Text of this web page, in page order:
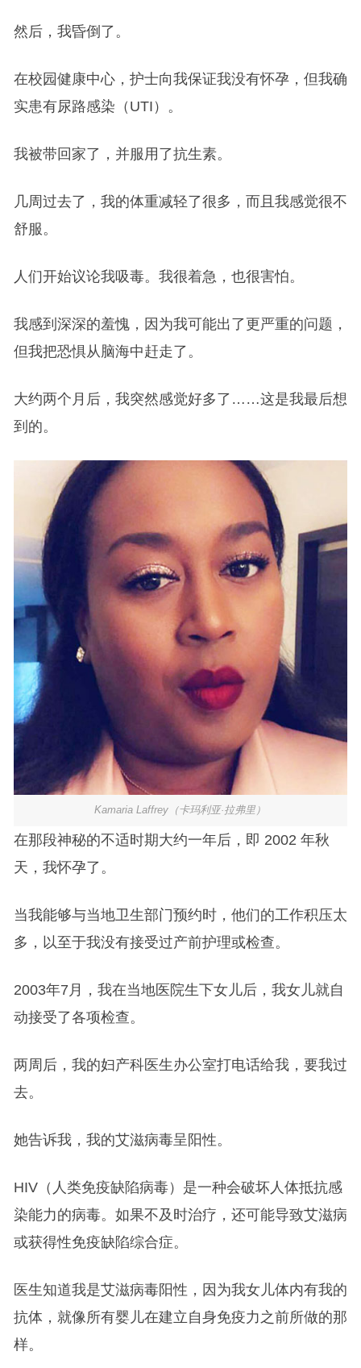
然后，我昏倒了。
在校园健康中心，护士向我保证我没有怀孕，但我确
实患有尿路感染（UTI）。
我被带回家了，并服用了抗生素。
几周过去了，我的体重减轻了很多，而且我感觉很不
舒服。
人们开始议论我吸毒。我很着急，也很害怕。
我感到深深的羞愧，因为我可能出了更严重的问题，
但我把恐惧从脑海中赶走了。
大约两个月后，我突然感觉好多了……这是我最后想
到的。
Kamaria Laffrey（卡玛利亚·拉弗里）
在那段神秘的不适时期大约一年后，即 2002 年秋
天，我怀孕了。
当我能够与当地卫生部门预约时，他们的工作积压太
多，以至于我没有接受过产前护理或检查。
2003年7月，我在当地医院生下女儿后，我女儿就自
动接受了各项检查。
两周后，我的妇产科医生办公室打电话给我，要我过
去。
她告诉我，我的艾滋病毒呈阳性。
HIV（人类免疫缺陷病毒）是一种会破坏人体抵抗感
染能力的病毒。如果不及时治疗，还可能导致艾滋病
或获得性免疫缺陷综合症。
医生知道我是艾滋病毒阳性，因为我女儿体内有我的
抗体，就像所有婴儿在建立自身免疫力之前所做的那
样。